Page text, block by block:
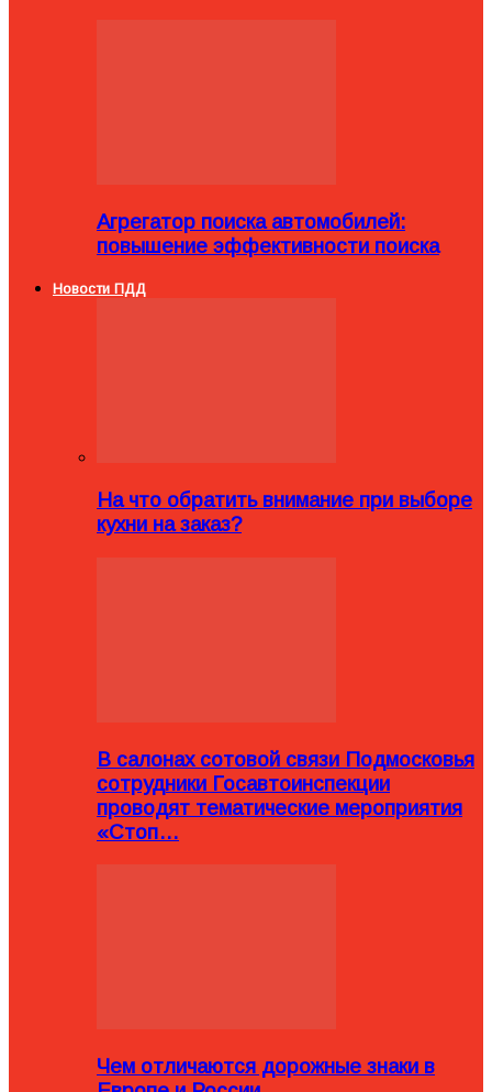
Агрегатор поиска автомобилей:
повышение эффективности поиска
Новости ПДД
На что обратить внимание при выборе
кухни на заказ?
В салонах сотовой связи Подмосковья
сотрудники Госавтоинспекции
проводят тематические мероприятия
«Стоп…
Чем отличаются дорожные знаки в